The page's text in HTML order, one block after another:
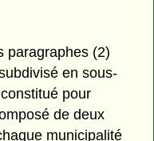
paragraphes (2)
en sous-
pour
de deux
municipalité